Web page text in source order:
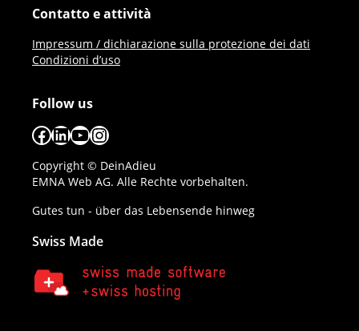
Contatto e attività
Impressum / dichiarazione sulla protezione dei dati
Condizioni d’uso
Follow us
Facebook
LinkedIn
YouTube
Instagram
Copyright © DeinAdieu
EMNA Web AG. Alle Rechte vorbehalten.
Gutes tun - über das Lebensende hinweg
Swiss Made